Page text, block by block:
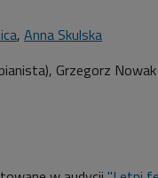
, Anna Skulska
Grzegorz